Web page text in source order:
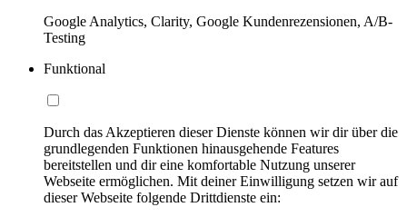
Google Analytics, Clarity, Google Kundenrezensionen, A/B-
Testing
Funktional
Durch das Akzeptieren dieser Dienste können wir dir über die
grundlegenden Funktionen hinausgehende Features
bereitstellen und dir eine komfortable Nutzung unserer
Webseite ermöglichen. Mit deiner Einwilligung setzen wir auf
dieser Webseite folgende Drittdienste ein: